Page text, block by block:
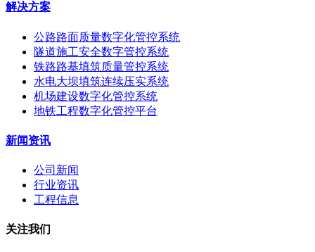
解决方案
公路路面质量数字化管控系统
隧道施工安全数字管控系统
铁路路基填筑质量管控系统
水电大坝填筑连续压实系统
机场建设数字化管控系统
地铁工程数字化管控平台
新闻资讯
公司新闻
行业资讯
工程信息
关注我们